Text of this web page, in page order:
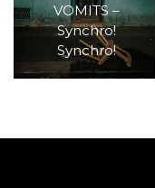
VOMITS –
Synchro!
Synchro!